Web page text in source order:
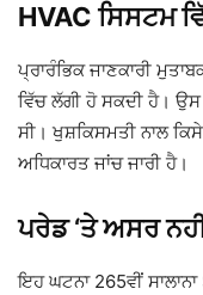
HVAC ਸਿਸਟਮ
ਪ੍ਰਾਰੰਭਿਕ ਜਾਣਕਾਰੀ
ਵਿੱਚ ਲੱਗੀ ਹੋ ਸਕਦੀ ਹੈ। ਉਸ
ਸੀ। ਖੁਸ਼ਕਿਸਮਤੀ ਨਾਲ
ਅਧਿਕਾਰਤ ਜਾਂਚ ਜਾਰੀ ਹੈ।
ਪਰੇਡ ‘ਤੇ ਅਸਰ
ਇਹ ਘਟਨਾ 265ਵੀਂ ਸਾਲਾਨਾ